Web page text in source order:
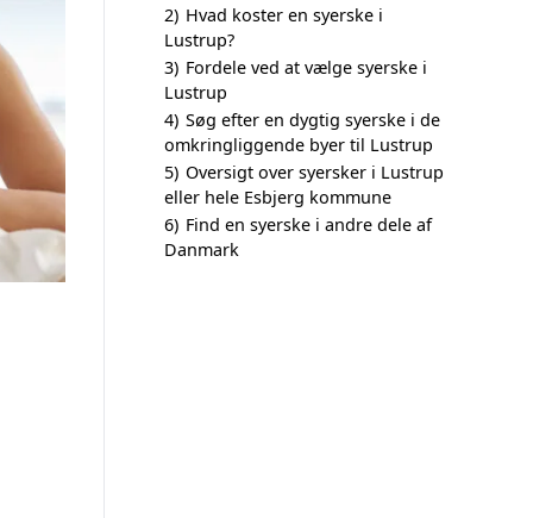
2) Hvad koster en syerske i
Lustrup?
3) Fordele ved at vælge syerske i
Lustrup
4) Søg efter en dygtig syerske i de
omkringliggende byer til Lustrup
5) Oversigt over syersker i Lustrup
eller hele Esbjerg kommune
6) Find en syerske i andre dele af
Danmark